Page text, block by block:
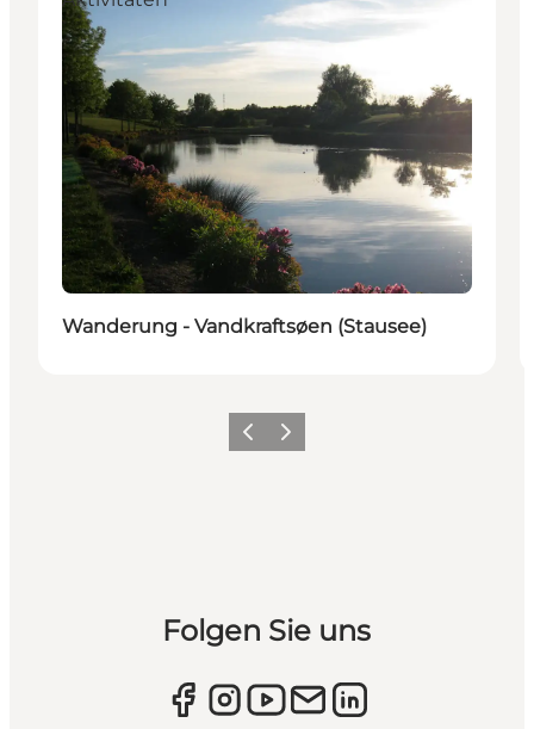
Wanderung - Vandkraftsøen (Stausee)
ZurückWeiter
Folgen Sie uns